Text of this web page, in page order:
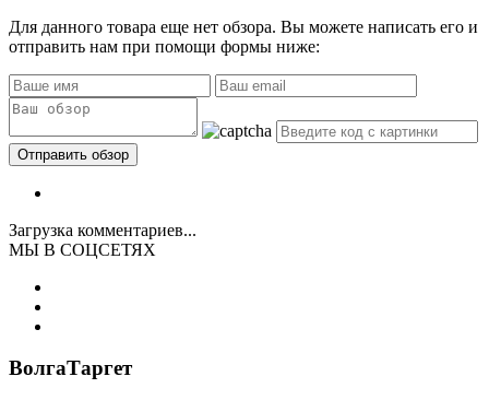
Для данного товара еще нет обзора. Вы можете написать его и
отправить нам при помощи формы ниже:
Загрузка комментариев...
МЫ В СОЦСЕТЯХ
ВолгаТаргет